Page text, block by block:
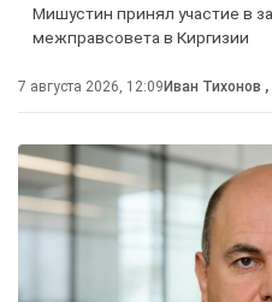
Мишустин принял участие в
межправсовета в Киргизии
7 августа 2026, 12:09 Иван Тихонов ,